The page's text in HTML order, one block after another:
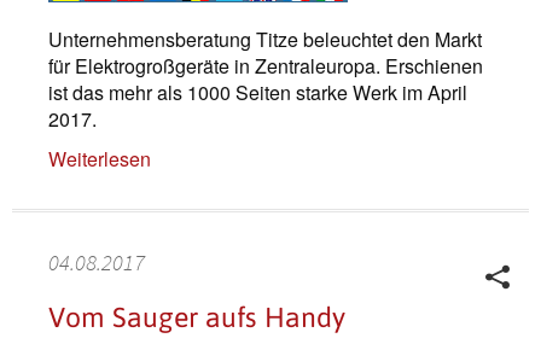
Unternehmensberatung Titze beleuchtet den Markt
für Elektrogroßgeräte in Zentraleuropa. Erschienen
ist das mehr als 1000 Seiten starke Werk im April
2017.
Weiterlesen
04.08.2017
Vom Sauger aufs Handy